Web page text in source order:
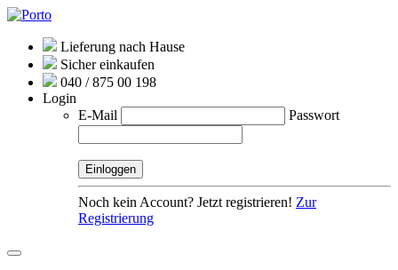
Lieferung nach Hause
Sicher einkaufen
040 / 875 00 198
Login
E-Mail
Passwort
Noch kein Account? Jetzt registrieren! Zur
Registrierung